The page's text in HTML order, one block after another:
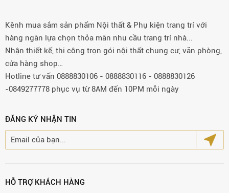
Kênh mua sắm sản phẩm Nội thất & Phụ kiện trang trí với
hàng ngàn lựa chọn thỏa mãn nhu cầu trang trí nhà...
Nhận thiết kế, thi công trọn gói nội thất chung cư, văn phòng,
cửa hàng shop…
Hotline tư vấn 0888830106 - 0888830116 - 0888830126
-0849277778 phục vụ từ 8AM đến 10PM mỗi ngày
ĐĂNG KÝ NHẬN TIN
HỖ TRỢ KHÁCH HÀNG